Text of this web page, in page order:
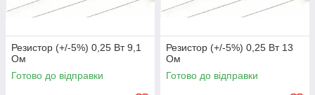
Резистор (+/-5%) 0,25 Вт 9,1
Ом
Готово до відправки
Резистор (+/-5%) 0,25 Вт 13
Ом
Готово до відправки